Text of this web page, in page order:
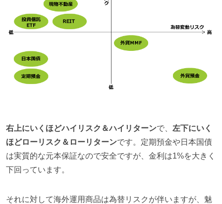
右上にいくほどハイリスク＆ハイリターンで、 左下にいく
ほどローリスク＆ローリターンです。定期預金や日本国債
は実質的な元本保証なので安全ですが、金利は1%を大きく
下回っています。
それに対して海外運用商品は為替リスクが伴いますが、魅